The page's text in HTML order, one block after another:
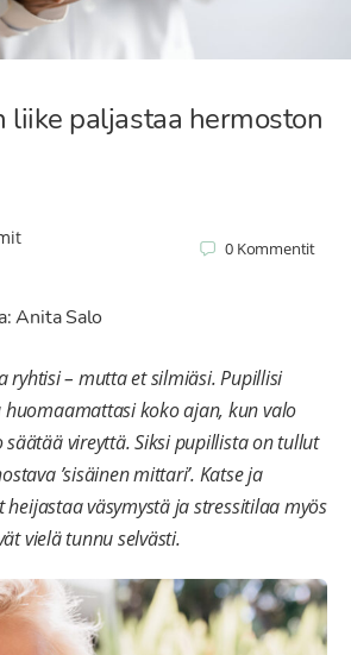
liike paljastaa hermoston
0 Kommentit
Anita Salo
ryhtisi – mutta et silmiäsi. Pupillisi
huomaamattasi koko ajan, kun valo
vireyttä. Siksi pupillista on tullut
’sisäinen mittari’. Katse ja
väsymystä ja stressitilaa myös
vielä tunnu selvästi.